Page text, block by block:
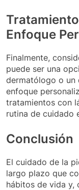
Enfoque
Finalmente,
puede ser una
dermatólogo o un
enfoque
tratamientos con
rutina de cuidado
Conclusión
El cuidado de la
largo plazo que
hábitos de vida y,